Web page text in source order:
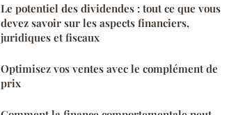
Le potentiel des dividendes : tout ce que vous
devez savoir sur les aspects financiers,
juridiques et fiscaux
Optimisez vos ventes avec le complément de
prix